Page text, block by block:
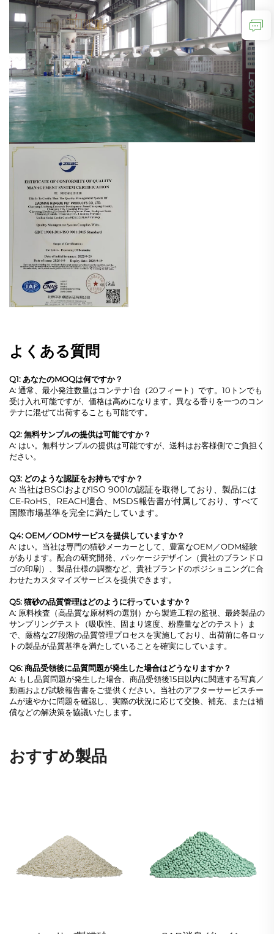
よくある質問
Q1: あなたのMOQは何ですか？
A: 通常、最小発注数量はコンテナ1台（20フィート）です。10トンでも
受け入れ可能ですが、価格は高めになります。異なる香りを一つのコン
テナに混ぜて出荷することも可能です。
Q2: 無料サンプルの提供は可能ですか？
A: はい。無料サンプルの提供は可能ですが、送料はお客様側でご負担く
ださい。
Q3: どのような認証をお持ちですか？
A: 当社はBSCIおよびISO 9001の認証を取得しており、製品には
CE-RoHS、REACH適合、MSDS報告書が付属しており、すべて
国際市場基準を完全に満たしています。
Q4: OEM／ODMサービスを提供していますか？
A: はい。当社は専門の猫砂メーカーとして、豊富なOEM／ODM経験
があります。配合の研究開発、パッケージデザイン（貴社のブランドロ
ゴの印刷）、製品仕様の調整など、貴社ブランドのポジショニングに合
わせたカスタマイズサービスを提供できます。
Q5: 猫砂の品質管理はどのように行っていますか？
A: 原料検査（高品質な原材料の選別）から製造工程の監視、最終製品の
サンプリングテスト（吸収性、固まり速度、粉塵量などのテスト）ま
で、厳格な27段階の品質管理プロセスを実施しており、出荷前に各ロッ
トの製品が品質基準を満たしていることを確実にしています。
Q6: 商品受領後に品質問題が発生した場合はどうなりますか？
A: もし品質問題が発生した場合、商品受領後15日以内に関連する写真／
動画および試験報告書をご提供ください。当社のアフターサービスチー
ムが速やかに問題を確認し、実際の状況に応じて交換、補充、または補
償などの解決策を協議いたします。
おすすめ製品